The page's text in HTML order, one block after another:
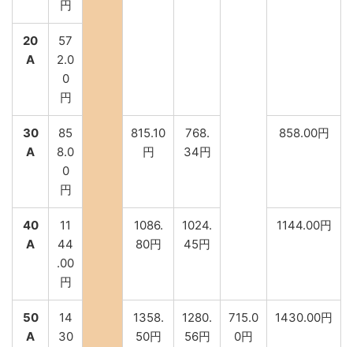
円
20
A
57
2.0
0
円
30
A
85
8.0
0
円
815.10
円
768.
34円
858.00円
40
A
11
44
.00
円
1086.
80円
1024.
45円
1144.00円
50
A
14
30
1358.
50円
1280.
56円
715.0
0円
1430.00円